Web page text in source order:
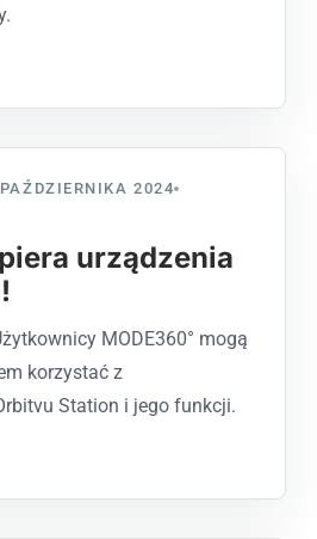
2024
urządzenia
MODE360° mogą
korzystać z
Station i jego funkcji.